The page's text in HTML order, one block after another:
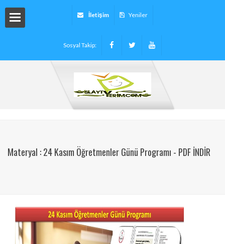
İletişim Yeniler
Sosyal Takip:
Materyal : 24 Kasım Öğretmenler Günü Programı - PDF İNDİR